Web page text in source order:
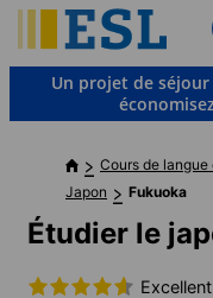
to
main
contentUn projet de séjour
Cours de langue
Japon
Fukuoka
Étudier le